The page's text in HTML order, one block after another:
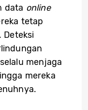
data online
tetap
Deteksi
selalu menjaga
mereka